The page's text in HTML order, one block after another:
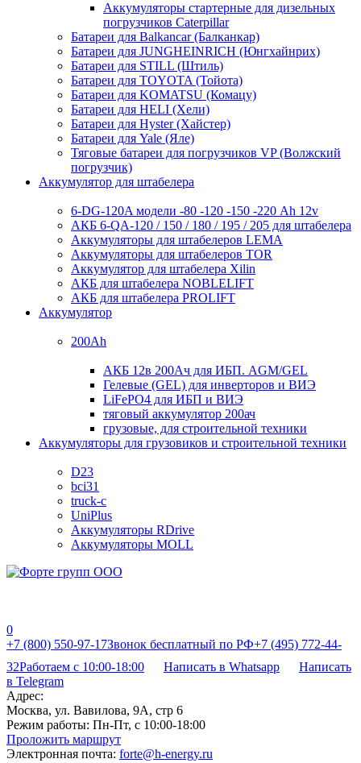
Аккумуляторы стартерные для дизельных
погрузчиков Caterpillar
Батареи для Balkancar (Балканкар)
Батареи для JUNGHEINRICH (Юнгхайнрих)
Батареи для STILL (Штиль)
Батареи для TOYOTA (Тойота)
Батареи для KOMATSU (Комацу)
Батареи для HELI (Хели)
Батареи для Hyster (Хайстер)
Батареи для Yale (Яле)
Тяговые батареи для погрузчиков VP (Волжский
погрузчик)
Аккумулятор для штабелера
6-DG-120A модели -80 -120 -150 -220 Ah 12v
АКБ 6-QA-120 / 150 / 180 / 195 / 205 для штабелера
Аккумуляторы для штабелеров LEMA
Аккумуляторы для штабелеров TOR
Аккумулятор для штабелера Xilin
АКБ для штабелера NOBLELIFT
АКБ для штабелера PROLIFT
Аккумулятор
200Ah
АКБ 12в 200Ач для ИБП. AGM/GEL
Гелевые (GEL) для инверторов и ВИЭ
LiFePO4 для ИБП и ВИЭ
тяговый аккумулятор 200ач
грузовые, для строительной техники
Аккумуляторы для грузовиков и строительной техники
D23
bci31
truck-c
UniPlus
Аккумуляторы RDrive
Аккумуляторы MOLL
0
+7 (800) 550-97-17Звонок бесплатный по РФ+7 (495) 772-44-
32Работаем с 10:00-18:00 Написать в Whatsapp
Написать
в Telegram
Адрес:
Москва, ул. Вавилова, 9А, стр 6
Режим работы: Пн-Пт, с 10:00-18:00
Проложить маршрут
Электронная почта: forte@h-energy.ru